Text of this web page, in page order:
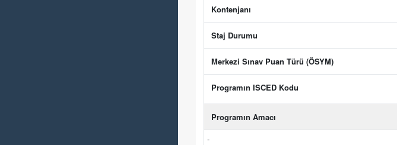
Kontenjanı
Staj Durumu
Merkezi Sınav Puan Türü (ÖSYM)
Programın ISCED Kodu
Programın Amacı
-